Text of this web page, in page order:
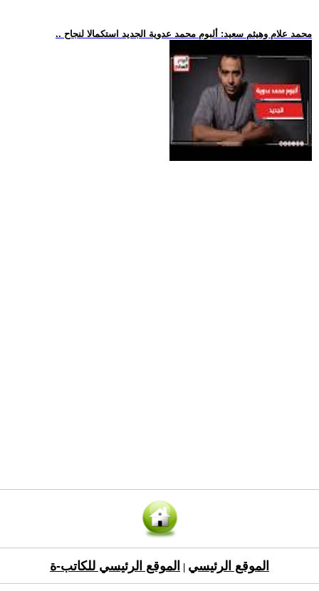
.. محمد علام وهيثم سعيد: ألبوم محمد عدوية الجديد استكمالا لنجاح
الموقع الرئيسي الموقع الرئيسي للكاتب-ة